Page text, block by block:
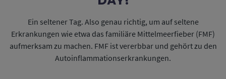
Ein seltener Tag. Also genau richtig, um auf seltene
Erkrankungen wie etwa das familiäre Mittelmeerfieber (FMF)
aufmerksam zu machen. FMF ist vererbbar und gehört zu den
Autoinflammationserkrankungen.